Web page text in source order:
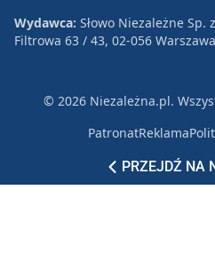
PRZEJDŹ NA
Wydawca: Słowo Niezależne Sp.
Filtrowa 63 / 43, 02-056
© 2026 Niezależna.pl.
PatronatReklama